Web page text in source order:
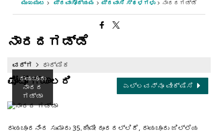
ಮುಖಪುಟ ಪ್ರವಾಸೋದ್ಯಮ ಪ್ರವಾಸಿ ಸ್ಥಳಗಳು ನಾರದಗಡ್ಡೆ
ನಾರದಗಡ್ಡೆ
ವರ್ಗ ಧಾರ್ಮಿಕ
ಫೋಟೋ ಗ್ಯಾಲರಿ ಎಲ್ಲವನ್ನೂ ವೀಕ್ಷಿಸಿ
ರಾಯಚೂರು
ನಾರದ
ಗಡ್ಡಾ
ರಾಯಚೂರನಿಂದ ಸುಮಾರು 35.ಕೀಮೀ ದೂರದಲ್ಲಿದೆ, ರಾಯಚೂರು ಜಿಲ್ಲೆಯ